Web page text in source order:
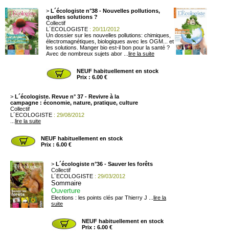
> L´écologiste n°38 - Nouvelles pollutions,
quelles solutions ?
Collectif
L´ECOLOGISTE : 20/11/2012
Un dossier sur les nouvelles pollutions: chimiques,
électromagnétiques, biologiques avec les OGM... et
les solutions. Manger bio est-il bon pour la santé ?
Avec de nombreux sujets abor ... lire la suite
NEUF habituellement en stock
Prix : 6.00 €
> L´écologiste. Revue n° 37 - Revivre à la
campagne : économie, nature, pratique, culture
Collectif
L´ECOLOGISTE : 29/08/2012
lire la suite
NEUF habituellement en stock
Prix : 6.00 €
> L´écologiste n°36 - Sauver les forêts
Collectif
L´ECOLOGISTE : 29/03/2012
Sommaire
Ouverture
Elections : les points clés par Thierry J ... lire la
suite
NEUF habituellement en stock
Prix : 6.00 €